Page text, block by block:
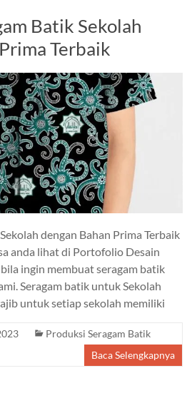
Batik Sekolah
Terbaik
dengan Bahan Prima Terbaik
anda lihat di Portofolio Desain
ingin membuat seragam batik
Seragam batik untuk Sekolah
untuk setiap sekolah memiliki
Produksi Seragam Batik
Baca Selengkapnya